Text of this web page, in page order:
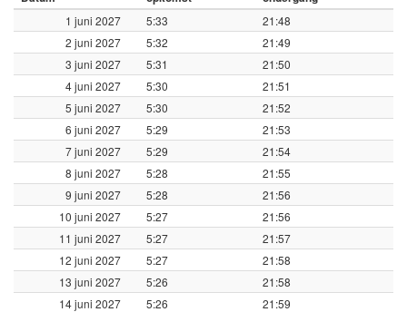
1 juni 2027 5:33
21:48
2 juni 2027
5:32
21:49
3 juni 2027
5:31
21:50
4 juni 2027
5:30
21:51
5 juni 2027
5:30
21:52
6 juni 2027
5:29
21:53
7 juni 2027
5:29
21:54
8 juni 2027
5:28
21:55
9 juni 2027
5:28
21:56
10 juni 2027
5:27
21:56
11 juni 2027
5:27
21:57
12 juni 2027
5:27
21:58
13 juni 2027
5:26
21:58
14 juni 2027
5:26
21:59